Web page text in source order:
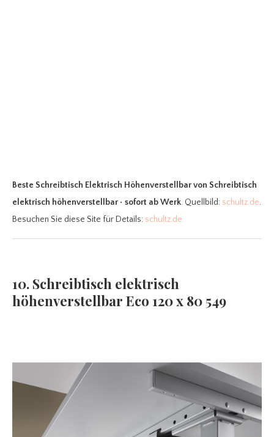
Beste Schreibtisch Elektrisch Höhenverstellbarvon Schreibtisch
elektrisch höhenverstellbar • sofort ab Werk. Quellbild: schultz.de.
Besuchen Sie diese Site für Details: schultz.de
10. Schreibtisch elektrisch
höhenverstellbar Eco 120 x 80 549